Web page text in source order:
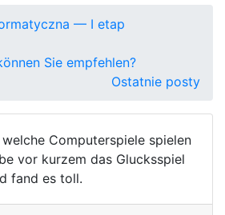
— I etap
Sie empfehlen?
Ostatnie posty
Computerspiele spielen
vor kurzem das Glucksspiel
fand es toll.